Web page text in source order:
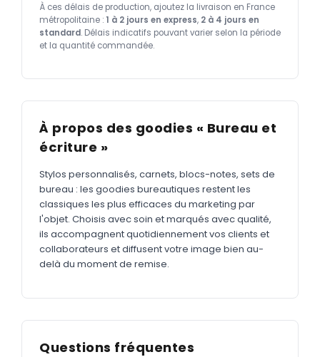
À ces délais de production, ajoutez la livraison en France
métropolitaine : 1 à 2 jours en express, 2 à 4 jours en
standard. Délais indicatifs pouvant varier selon la période
et la quantité commandée.
À propos des goodies « Bureau et
écriture »
Stylos personnalisés, carnets, blocs-notes, sets de
bureau : les goodies bureautiques restent les
classiques les plus efficaces du marketing par
l'objet. Choisis avec soin et marqués avec qualité,
ils accompagnent quotidiennement vos clients et
collaborateurs et diffusent votre image bien au-
delà du moment de remise.
Questions fréquentes